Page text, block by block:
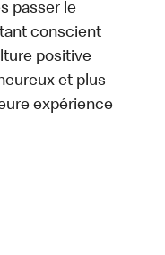
passer le
conscient
positive
et plus
expérience